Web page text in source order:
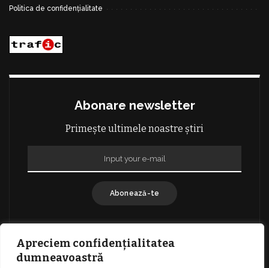
Apreciem confidențialitatea
dumneavoastră
Politica de confidențialitate
Abonare newsletter
Primește ultimele noastre știri
Abonează-te